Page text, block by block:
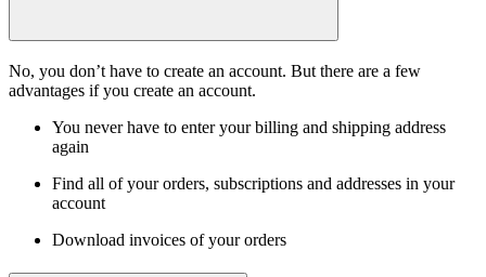
No, you don’t have to create an account. But there are a few
advantages if you create an account.
You never have to enter your billing and shipping address
again
Find all of your orders, subscriptions and addresses in your
account
Download invoices of your orders